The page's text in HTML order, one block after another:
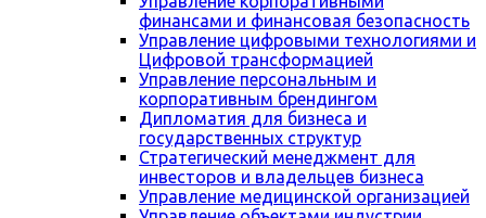
финансами и финансовая безопасность
Управление цифровыми технологиями и
Цифровой трансформацией
Управление персональным и
корпоративным брендингом
Дипломатия для бизнеса и
государственных структур
Стратегический менеджмент для
инвесторов и владельцев бизнеса
Управление медицинской организацией